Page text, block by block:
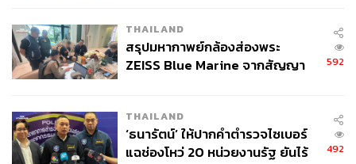
THAILAND
สรุปมหากาพย์กล้องส่องพระ
ZEISS Blue Marine จากสัญญา
จ่ายหนี้-แอบระบุแบรนด์
592
THAILAND
‘ธนารัตน์’ ให้ปากคำตำรวจไซเบอร์
แฉช่องโหว่ 20 หน่วยงานรัฐ ยันไร้
492